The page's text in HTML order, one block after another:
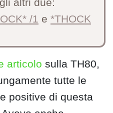
/1 e *THOCK
articolo sulla TH80,
tutte le
positive di questa